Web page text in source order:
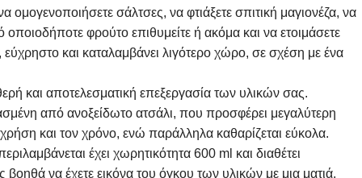
ομογενοποιήσετε σάλτσες, να φτιάξετε σπιτική μαγιονέζα, να
φρούτο επιθυμείτε ή ακόμα και να ετοιμάσετε
και καταλαμβάνει λιγότερο χώρο, σε σχέση με ένα
και αποτελεσματική επεξεργασία των υλικών σας.
από ανοξείδωτο ατσάλι, που προσφέρει μεγαλύτερη
χρήση και τον χρόνο, ενώ παράλληλα καθαρίζεται εύκολα.
έχει χωρητικότητα 600 ml και διαθέτει
να έχετε εικόνα του όγκου των υλικών με μια ματιά.